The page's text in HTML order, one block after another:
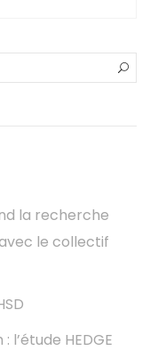
la recherche
le collectif
l’étude HEDGE